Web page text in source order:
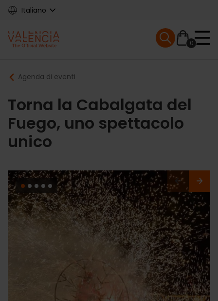
Skip
content
Italiano
Main
navigation
0
Mobile menu
Breadcrumb
Agenda di eventi
Torna la Cabalgata del
Fuego, uno spettacolo
unico